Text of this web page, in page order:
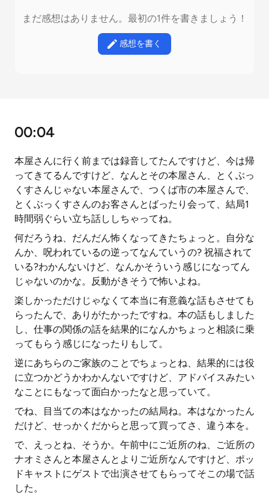
まだ感想はありません。最初の1件を書きましょう！
感想を書く
00:04
本屋さんに行く前までは録音してたんですけど、今は帰
ってきてるんですけど、なんとその本屋さん、とくぶっ
くすさんじゃない本屋さんで、つくば市の本屋さんで、
とくぶっくすさんのお客さんとばったり会って、結局1
時間弱ぐらい立ち話ししちゃってね。
何だろうね、だんだん怖くなってきたちょっと。自分な
んか、呪われているの逆ってなんていうの? 祝福されて
いる?わかんないけど、なんかそういう感じになってん
じゃないのかな。反動がきそうで怖いよね。
楽しかっただけじゃなくて本当に有意義な話もさせても
らったんで、ありがたかったですね。本の話もしました
し、仕事の関係の話を結果的になんかちょっと相談に乗
ってもらう感じになったりもして。
逆にあちらのご家族のことでちょっとね、結果的には役
に立つかどうかわかんないですけど、アドバイスみたい
なことにもなって面白かったなと思っていて。
でね、目当ての本はなかったの結局ね。本はなかったん
だけど、せっかくだからと思って買ってさ、違う本を。
で、えっとね、そうか。午前中にご近所のね、ご近所の
ナオミさんと本屋さんとよりご近所なんですけど、ポッ
ドキャストにゲストで出演させてもらってそこの場で話
した。